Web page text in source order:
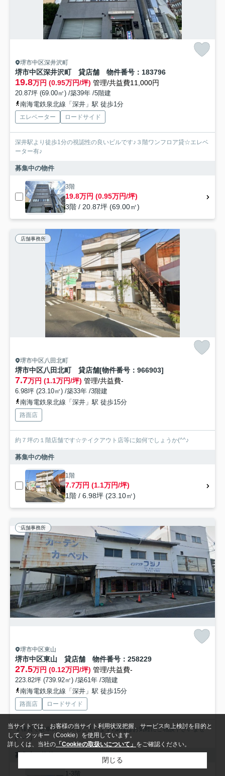
堺市中区深井沢町
堺市中区深井沢町 貸店舗 物件番号：183796
19.8万円 (0.95万円/坪) 管理/共益費11,000円
20.87坪 (69.00㎡) /築39年 /5階建
南海電鉄泉北線「深井」駅 徒歩1分
エレベーター ロードサイド
深井駅より徒歩1分の視認性の良いビルです♪３階ワンフロア貸☆エレベ
ーター有♪
募集中の物件
3階
19.8万円 (0.95万円/坪)
3階 / 20.87坪 (69.00㎡)
店舗事務所
堺市中区八田北町
堺市中区八田北町 貸店舗[物件番号：966903]
7.7万円 (1.1万円/坪) 管理/共益費-
6.98坪 (23.10㎡) /築33年 /3階建
南海電鉄泉北線「深井」駅 徒歩15分
路面店
約７坪の１階店舗です☆テイクアウト店等に如何でしょうか(^^♪
募集中の物件
1階
7.7万円 (1.1万円/坪)
1階 / 6.98坪 (23.10㎡)
店舗事務所
堺市中区東山
堺市中区東山 貸店舗 物件番号：258229
27.5万円 (0.12万円/坪) 管理/共益費-
223.82坪 (739.92㎡) /築61年 /3階建
南海電鉄泉北線「深井」駅 徒歩15分
路面店 ロードサイド
１棟貸で駐車スペースもございます♪業種はお気軽にご相談下さいませ
(*^-^*)
募集中の物件
1-3階
当サイトでは、お客様の当サイト利用状況把握、サービス向上検討を目的と
して、クッキー（Cookie）を使用しています。
詳しくは、当社の 「Cookieの取扱いについて」 をご確認ください。
閉じる